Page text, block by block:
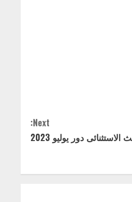
Next:
دور يوليو 2023